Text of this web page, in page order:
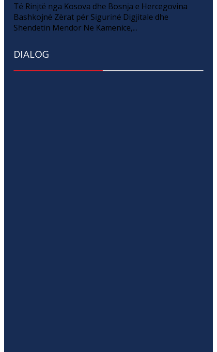
Të Rinjtë nga Kosova dhe Bosnja e Hercegovina
Bashkojnë Zërat për Sigurinë Digjitale dhe
Shëndetin Mendor Në Kamenicë,...
DIALOG